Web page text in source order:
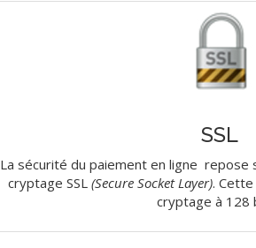
SSL
La sécurité du paiement en ligne repose
cryptage SSL (Secure Socket Layer).
cryptage à 128